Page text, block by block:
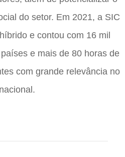
do setor. Em 2021, a SIC
e contou com 16 mil
e mais de 80 horas de
com grande relevância no